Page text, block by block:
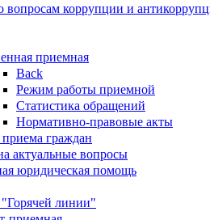
вопросам коррупции и
приемная
Back
Режим работы приемной
Статистика обращений
Нормативно-правовые акты
граждан
актуальные вопросы
юридическая помощь
линии"